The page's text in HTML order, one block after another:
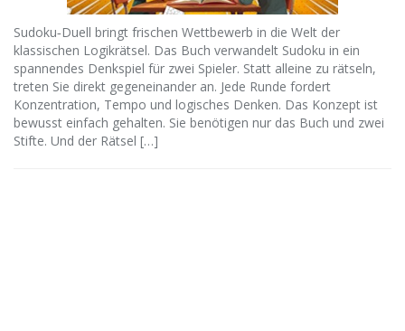
Sudoku‑Duell bringt frischen Wettbewerb in die Welt der
klassischen Logikrätsel. Das Buch verwandelt Sudoku in ein
spannendes Denkspiel für zwei Spieler. Statt alleine zu rätseln,
treten Sie direkt gegeneinander an. Jede Runde fordert
Konzentration, Tempo und logisches Denken. Das Konzept ist
bewusst einfach gehalten. Sie benötigen nur das Buch und zwei
Stifte. Und der Rätsel […]